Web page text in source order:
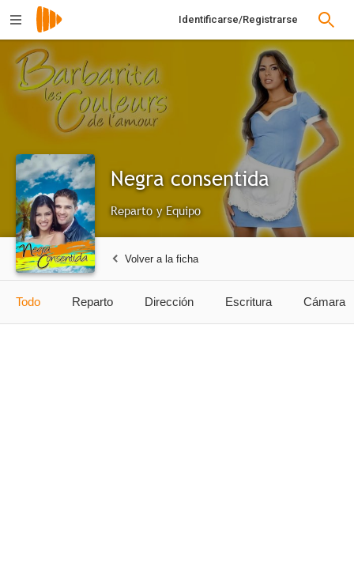
Identificarse/Registrarse
Negra consentida
Reparto y Equipo
Volver a la ficha
Todo Reparto Dirección Escritura Cámara